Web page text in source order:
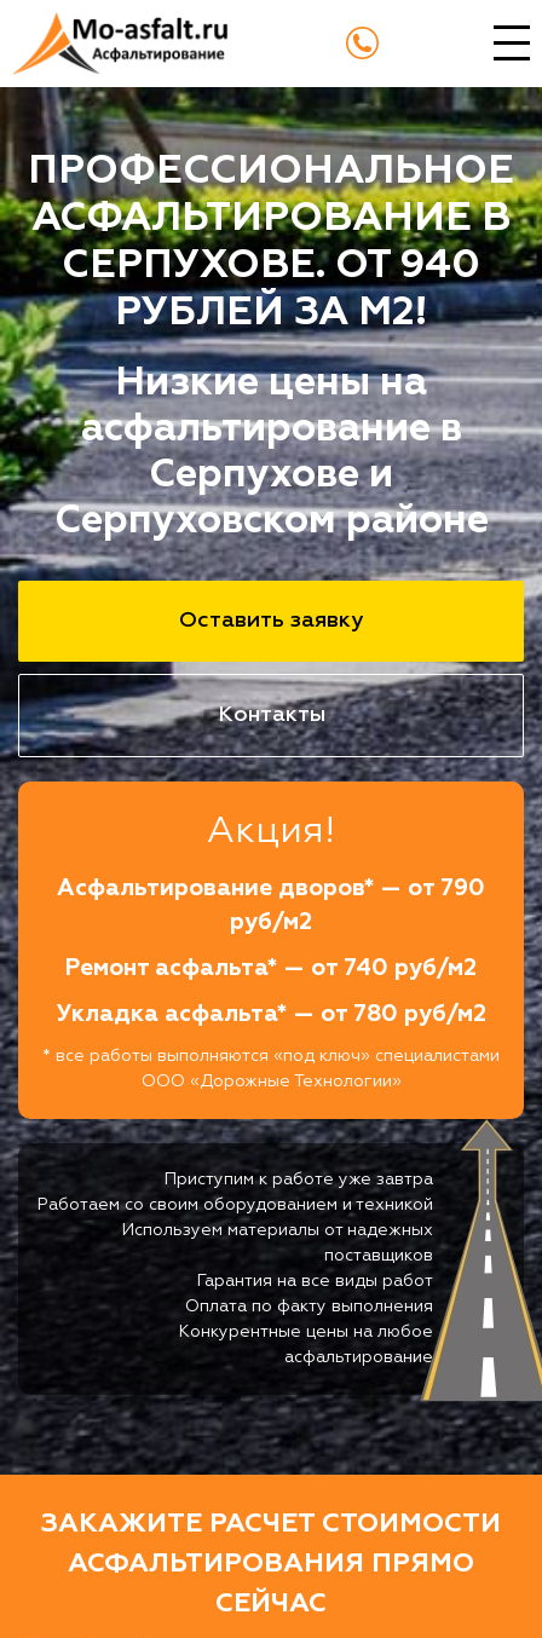
ПРОФЕССИОНАЛЬНОЕ
АСФАЛЬТИРОВАНИЕ В
СЕРПУХОВЕ. ОТ 940
РУБЛЕЙ ЗА М2!
Низкие цены на
асфальтирование в
Серпухове и
Серпуховском районе
Оставить заявку
Контакты
Акция!
Асфальтирование дворов* — от 790
руб/м2
Ремонт асфальта* — от 740 руб/м2
Укладка асфальта* — от 780 руб/м2
* все работы выполняются «под ключ» специалистами
ООО «Дорожные Технологии»
Приступим к работе уже завтра
Работаем со своим оборудованием и техникой
Используем материалы от надежных
поставщиков
Гарантия на все виды работ
Оплата по факту выполнения
Конкурентные цены на любое
асфальтирование
ЗАКАЖИТЕ РАСЧЕТ СТОИМОСТИ
АСФАЛЬТИРОВАНИЯ ПРЯМО
СЕЙЧАС